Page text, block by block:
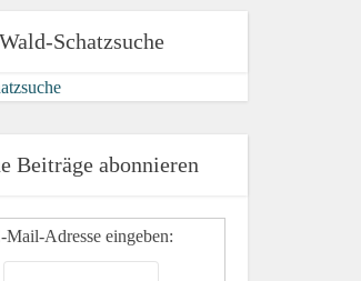
Wald-Schatzsuche
Beiträge abonnieren
Mail-Adresse eingeben: